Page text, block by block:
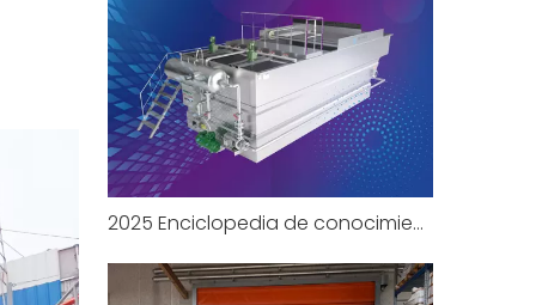
2025 Enciclopedia de conocimientos sobre flotación por aire disuelto (DAF), parte 1